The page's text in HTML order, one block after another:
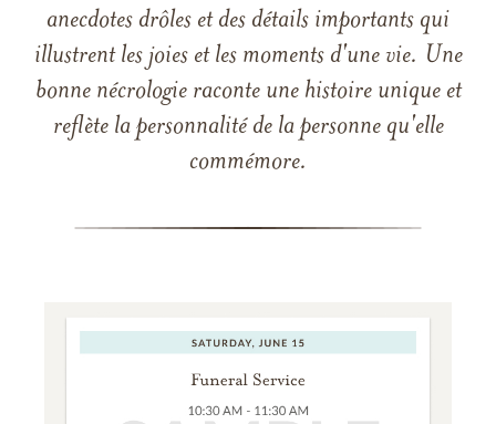
anecdotes drôles et des détails importants qui
illustrent les joies et les moments d'une vie. Une
bonne nécrologie raconte une histoire unique et
reflète la personnalité de la personne qu'elle
commémore.